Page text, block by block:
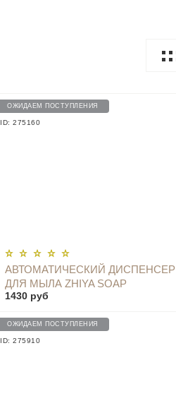
ОЖИДАЕМ ПОСТУПЛЕНИЯ
ID: 275160
АВТОМАТИЧЕСКИЙ ДИСПЕНСЕР
ДЛЯ МЫЛА ZHIYA SOAP
DISPENSER - MYX-W1-WHITE
1430 руб
ОПОВЕСТИТЬ
ОЖИДАЕМ ПОСТУПЛЕНИЯ
ID: 275910